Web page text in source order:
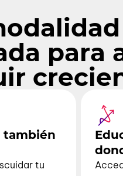
para
también
tu